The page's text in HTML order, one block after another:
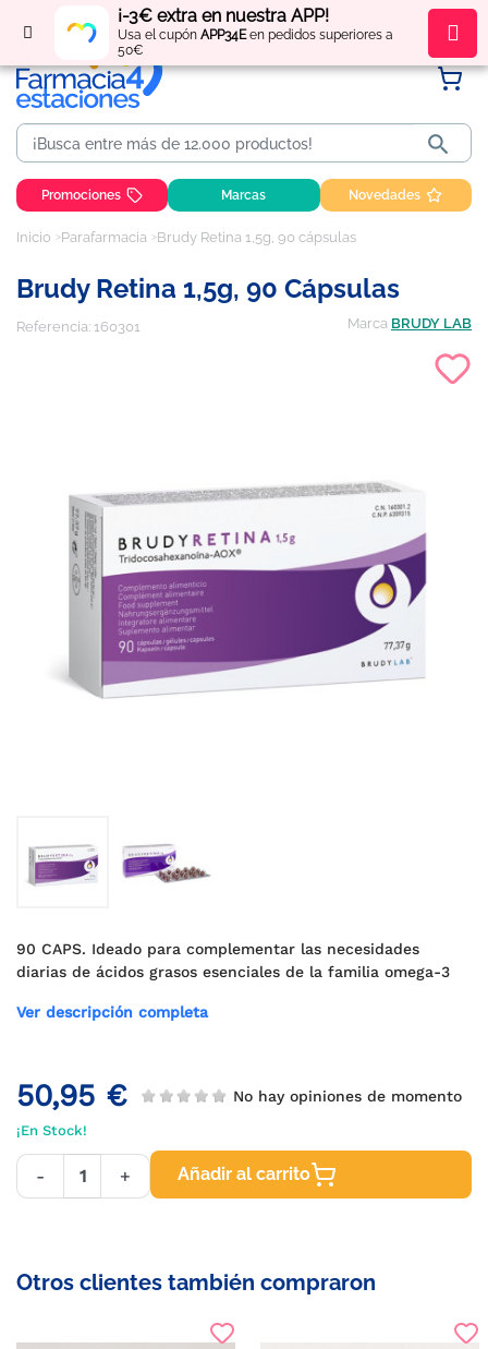
¡-3€ extra en nuestra APP!
Usa el cupón APP34Een pedidos superiores a
50€
Regístratey obténpuntos por tus compras

Promociones Marcas Novedades
Inicio Parafarmacia Brudy Retina 1,5g, 90 cápsulas
Brudy Retina 1,5g, 90 Cápsulas
Referencia: 160301 Marca BRUDY LAB
90 CAPS. Ideado para complementar las necesidades
diarias de ácidos grasos esenciales de la familia omega-3
Ver descripción completa
50,95 € No hay opiniones de momento
¡En Stock!
- + Añadir al carrito
Otros clientes también compraron